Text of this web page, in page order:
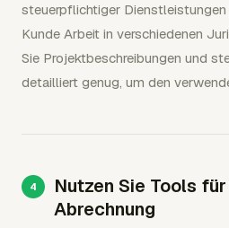
steuerpflichtiger Dienstleistungen
Kunde Arbeit in verschiedenen
Sie Projektbeschreibungen und
detailliert genug, um den
Nutzen Sie Tools
Abrechnung